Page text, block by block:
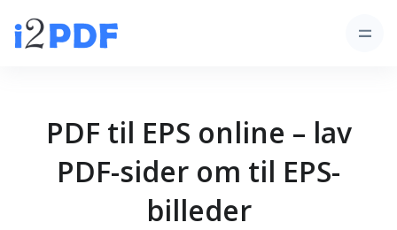
PDF til EPS online – lav
PDF-sider om til EPS-
billeder